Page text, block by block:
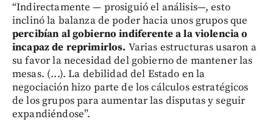
“Indirectamente — prosiguió el análisis—, esto
inclinó la balanza de poder hacia unos grupos que
percibían al gobierno indiferente a la violencia o
incapaz de reprimirlos. Varias estructuras usaron a
su favor la necesidad del gobierno de mantener las
mesas. (...). La debilidad del Estado en la
negociación hizo parte de los cálculos estratégicos
de los grupos para aumentar las disputas y seguir
expandiéndose”.